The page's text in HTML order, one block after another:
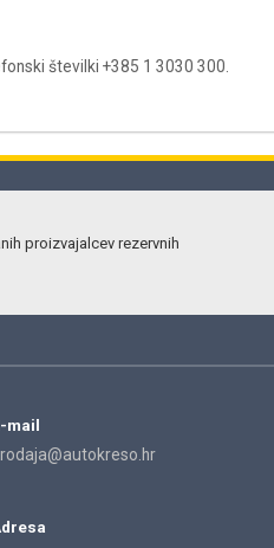
številki +385 1 3030 300.
proizvajalcev rezervnih
mail